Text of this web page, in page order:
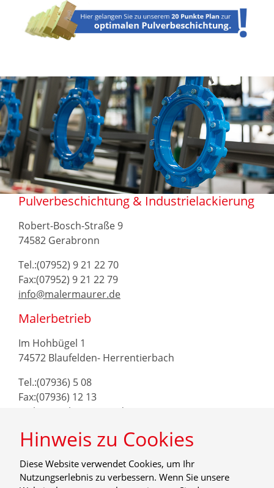
Pulverbeschichtung & Industrielackierung
Robert-Bosch-Straße 9
74582 Gerabronn
Tel.:(07952) 9 21 22 70
Fax:(07952) 9 21 22 79
info@malermaurer.de
Malerbetrieb
Im Hohbügel 1
74572 Blaufelden- Herrentierbach
Tel.:(07936) 5 08
Fax:(07936) 12 13
maler@malermaurer.de
Hinweis zu Cookies
Diese Website verwendet Cookies, um Ihr
Nutzungserlebnis zu verbessern. Wenn Sie unsere